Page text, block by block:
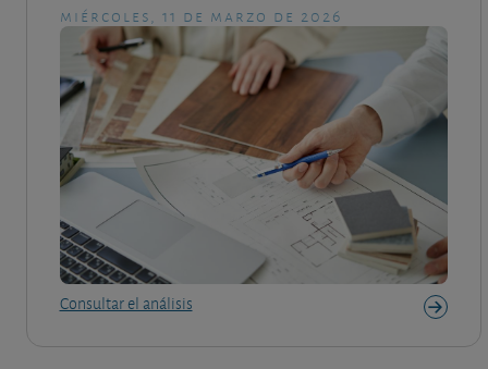
miércoles, 11 de marzo de 2026
Consultar el análisis